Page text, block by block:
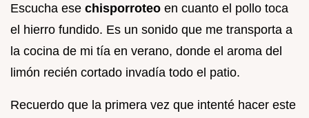
Escucha ese chisporroteo en cuanto el pollo toca
el hierro fundido. Es un sonido que me transporta a
la cocina de mi tía en verano, donde el aroma del
limón recién cortado invadía todo el patio.
Recuerdo que la primera vez que intenté hacer este